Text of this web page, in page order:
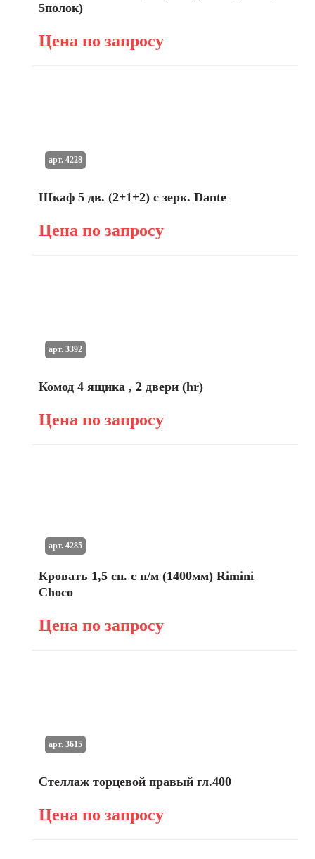
5полок)
Цена по запросу
Шкаф 5 дв. (2+1+2) с зерк. Dante
Цена по запросу
арт. 4228
Комод 4 ящика , 2 двери (hr)
Цена по запросу
арт. 3392
Кровать 1,5 сп. с п/м (1400мм) Rimini
Choco
Цена по запросу
арт. 4285
Стеллаж торцевой правый гл.400
Цена по запросу
арт. 3615